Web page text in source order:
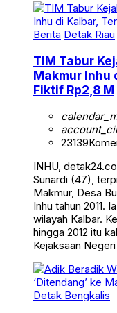
Berita Detak Riau
TIM Tabur
Makmur Inhu
Fiktif Rp2,8 M
23139
INHU,
Sunardi (47),
Makmur, Desa
Inhu tahun 2011.
wilayah Kalbar.
hingga 2012 itu
Kejaksaan
Detak Bengkalis